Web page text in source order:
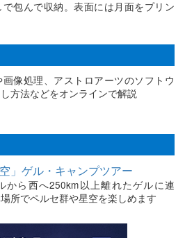
包んで収納。表面には月面をプリン
像処理、アストロアーツのソフトウ
方法などをオンラインで解説
」ゲル・キャンプツアー
から西へ250km以上離れたゲルに連
所でペルセ群や星空を楽しめます